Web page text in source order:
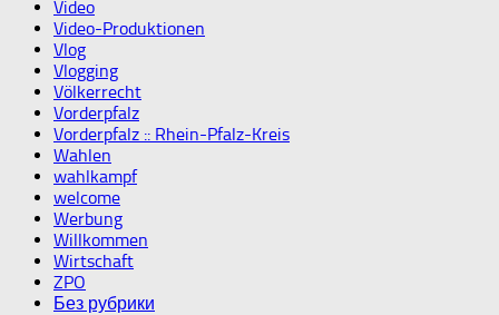
Video
Video-Produktionen
Vlog
Vlogging
Völkerrecht
Vorderpfalz
Vorderpfalz :: Rhein-Pfalz-Kreis
Wahlen
wahlkampf
welcome
Werbung
Willkommen
Wirtschaft
ZPO
Без рубрики